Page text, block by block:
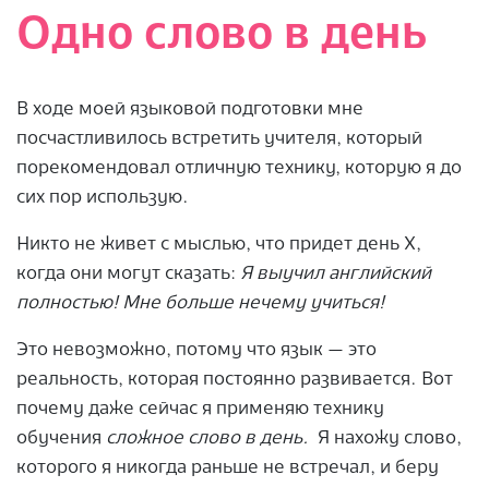
Одно слово в день
В ходе моей языковой подготовки мне
посчастливилось встретить учителя, который
порекомендовал отличную технику, которую я до
сих пор использую.
Никто не живет с мыслью, что придет день X,
когда они могут сказать: Я выучил английский
полностью! Мне больше нечему учиться!
Это невозможно, потому что язык — это
реальность, которая постоянно развивается. Вот
почему даже сейчас я применяю технику
обучения сложное слово в день.
Я нахожу слово,
которого я никогда раньше не встречал, и беру